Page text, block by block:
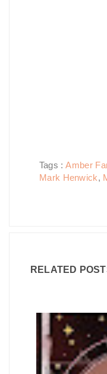
Tags :Amber
Mark Henwick,
RELATED